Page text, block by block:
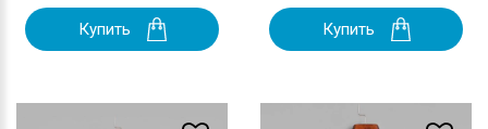
Купить Купить